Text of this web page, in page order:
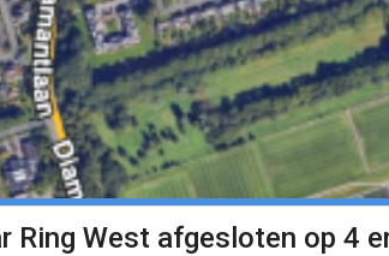
Ring West afgesloten op 4